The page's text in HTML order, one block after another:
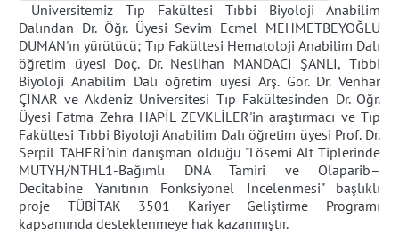
Üniversitemiz Tıp Fakültesi Tıbbi Biyoloji Anabilim
Dalından Dr. Öğr. Üyesi Sevim Ecmel MEHMETBEYOĞLU
DUMAN'ın yürütücü; Tıp Fakültesi Hematoloji Anabilim Dalı
öğretim üyesi Doç. Dr. Neslihan MANDACI ŞANLI, Tıbbi
Biyoloji Anabilim Dalı öğretim üyesi Arş. Gör. Dr. Venhar
ÇINAR ve Akdeniz Üniversitesi Tıp Fakültesinden Dr. Öğr.
Üyesi Fatma Zehra HAPİL ZEVKLİLER'in araştırmacı ve Tıp
Fakültesi Tıbbi Biyoloji Anabilim Dalı öğretim üyesi Prof. Dr.
Serpil TAHERİ'nin danışman olduğu "Lösemi Alt Tiplerinde
MUTYH/NTHL1-Bağımlı DNA Tamiri ve Olaparib–
Decitabine Yanıtının Fonksiyonel İncelenmesi" başlıklı
proje TÜBİTAK 3501 Kariyer Geliştirme Programı
kapsamında desteklenmeye hak kazanmıştır.